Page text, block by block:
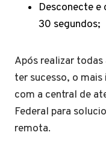
Desconecte
30 segundos;
Após realizar
ter sucesso, o
com a central de
Federal para
remota.